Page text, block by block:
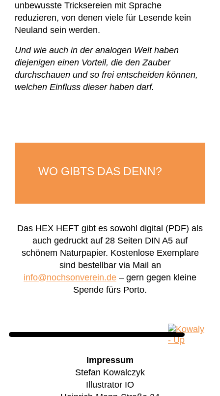
unbewusste Tricksereien mit Sprache
reduzieren, von denen viele für Lesende kein
Neuland sein werden.
Und wie auch in der analogen Welt haben
diejenigen einen Vorteil, die den Zauber
durchschauen und so frei entscheiden können,
welchen Einfluss dieser haben darf.
WO GIBTS DAS DENN?
Das HEX HEFT gibt es sowohl digital (PDF) als
auch gedruckt auf 28 Seiten DIN A5 auf
schönem Naturpapier. Kostenlose Exemplare
sind bestellbar via Mail an
info@nochsonverein.de – gern gegen kleine
Spende fürs Porto.
Impressum
Stefan Kowalczyk
Illustrator IO